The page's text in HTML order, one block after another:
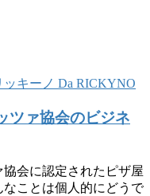
ツァ協会のビジネ
会に認定されたピザ屋
ことは個人的にどうで